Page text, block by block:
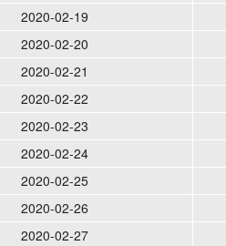
2020-02-19
2020-02-20
2020-02-21
2020-02-22
2020-02-23
2020-02-24
2020-02-25
2020-02-26
2020-02-27